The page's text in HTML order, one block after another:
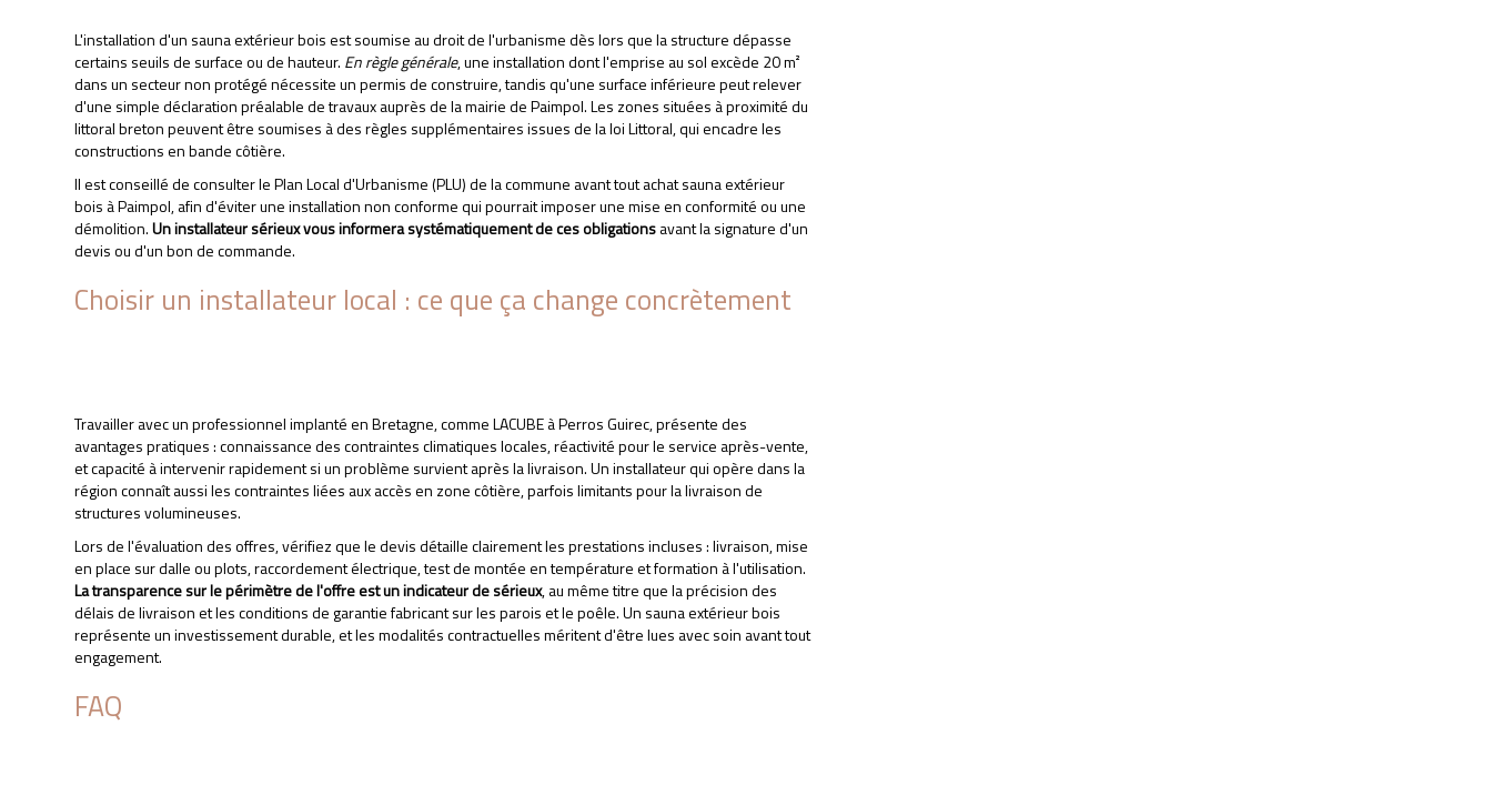
ACHAT SAUNA EXTÉRIEUR BOIS PAIMPOL
APPELEZ-NOUS
L'installation d'un sauna extérieur bois est soumise au droit de l'urbanisme dès lors que la structure dépasse
certains seuils de surface ou de hauteur. En règle générale, une installation dont l'emprise au sol excède 20 m²
dans un secteur non protégé nécessite un permis de construire, tandis qu'une surface inférieure peut relever
d'une simple déclaration préalable de travaux auprès de la mairie de Paimpol. Les zones situées à proximité du
littoral breton peuvent être soumises à des règles supplémentaires issues de la loi Littoral, qui encadre les
constructions en bande côtière.
Il est conseillé de consulter le Plan Local d'Urbanisme (PLU) de la commune avant tout achat sauna extérieur
bois à Paimpol, afin d'éviter une installation non conforme qui pourrait imposer une mise en conformité ou une
démolition.Un installateur sérieux vous informera systématiquement de ces obligationsavant la signature d'un
devis ou d'un bon de commande.
Choisir un installateur local : ce que ça change concrètement
Travailler avec un professionnel implanté en Bretagne, comme LACUBE à Perros Guirec, présente des
avantages pratiques : connaissance des contraintes climatiques locales, réactivité pour le service après-vente,
et capacité à intervenir rapidement si un problème survient après la livraison. Un installateur qui opère dans la
région connaît aussi les contraintes liées aux accès en zone côtière, parfois limitants pour la livraison de
structures volumineuses.
Lors de l'évaluation des offres, vérifiez que le devis détaille clairement les prestations incluses : livraison, mise
en place sur dalle ou plots, raccordement électrique, test de montée en température et formation à l'utilisation.
La transparence sur le périmètre de l'offre est un indicateur de sérieux, au même titre que la précision des
délais de livraison et les conditions de garantie fabricant sur les parois et le poêle. Un sauna extérieur bois
représente un investissement durable, et les modalités contractuelles méritent d'être lues avec soin avant tout
engagement.
FAQ